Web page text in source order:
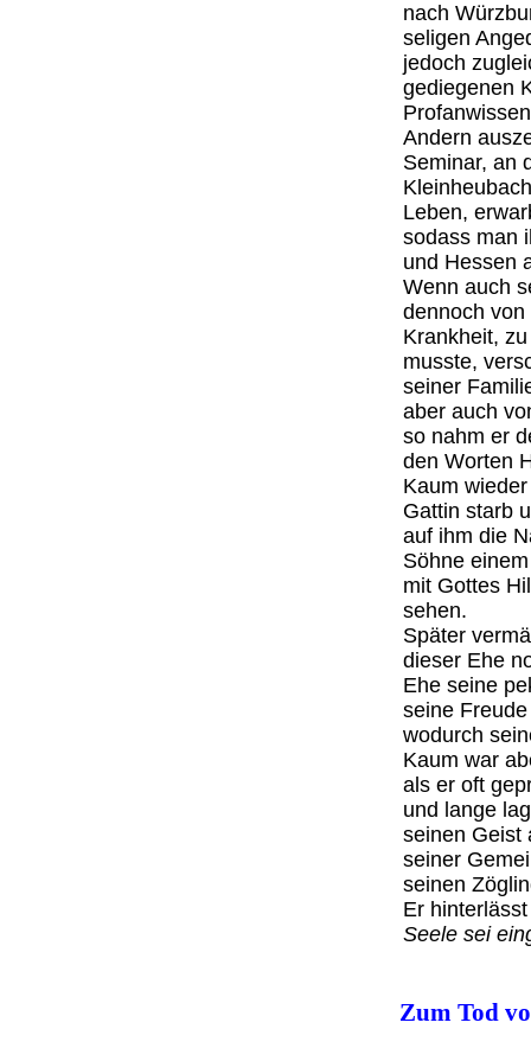
nach
seligen
jedoch
gediegenen
Andern
Seminar, an
Leben,
sodass man
und Hessen
Wenn auch
dennoch
Krankheit,
musste,
seiner
aber auch
so nahm er
den Worten
Kaum
Gattin starb
auf ihm die
Söhne
mit Gottes
sehen.
Später
dieser Ehe
Ehe seine
seine
wodurch
Kaum war
als er oft
und lange
seinen Geist
seiner
seinen
Er
Seele sei
Zum Tod